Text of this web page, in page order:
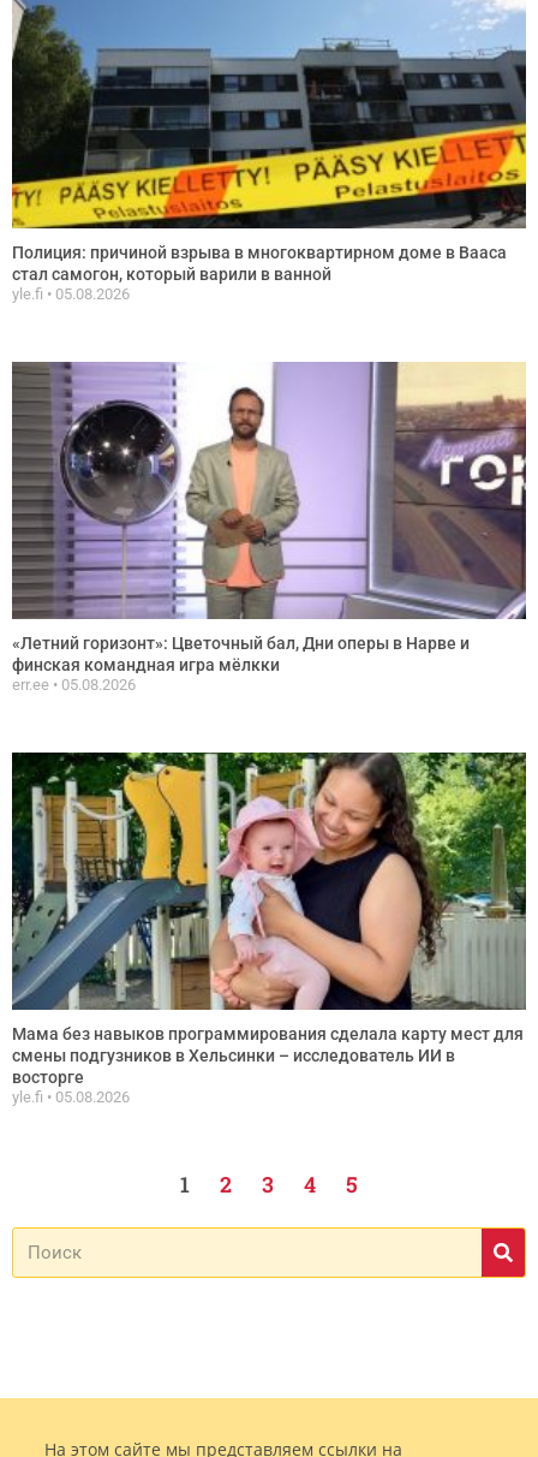
Полиция: причиной взрыва в многоквартирном доме в Вааса
стал самогон, который варили в ванной
yle.fi 05.08.2026
«Летний горизонт»: Цветочный бал, Дни оперы в Нарве и
финская командная игра мёлкки
err.ee 05.08.2026
Мама без навыков программирования сделала карту мест для
смены подгузников в Хельсинки – исследователь ИИ в
восторге
yle.fi 05.08.2026
1 2 3 4 5
На этом сайте мы представляем ссылки на